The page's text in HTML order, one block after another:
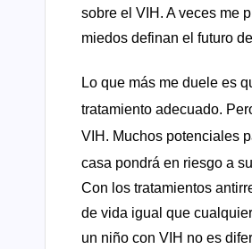
sobre el VIH. A veces me
miedos definan el futuro
Lo que más me duele es
tratamiento adecuado.
VIH. Muchos potenciales
casa pondrá en riesgo a
Con los tratamientos
de vida igual que
un niño con VIH no es